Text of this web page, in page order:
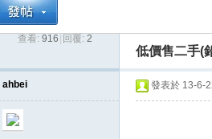
›
查看: 916 回覆: 2
低價售二手(
ahbei 發表於 13-6-